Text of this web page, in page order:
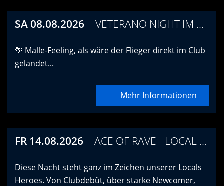
SA 08.08.2026 VETERANO NIGHT IM TWISTER
🌴 Malle-Feeling, als wäre der Flieger direkt im Club
gelandet...
Mehr Informationen
FR 14.08.2026 ACE OF RAVE - LOCAL HERO EDITION
Diese Nacht steht ganz im Zeichen unserer Locals
Heroes. Von Clubdebüt, über starke Newcomer,